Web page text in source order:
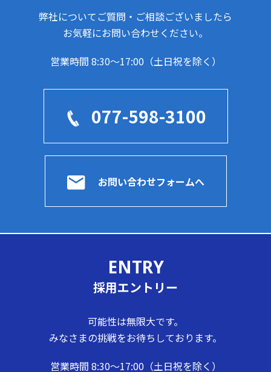
弊社についてご質問・ご相談ございましたら
お気軽にお問い合わせください。
営業時間 8:30～17:00（土日祝を除く）
077-598-3100
お問い合わせフォームへ
ENTRY
採用エントリー
可能性は無限大です。
みなさまの挑戦をお待ちしております。
営業時間 8:30～17:00（土日祝を除く）